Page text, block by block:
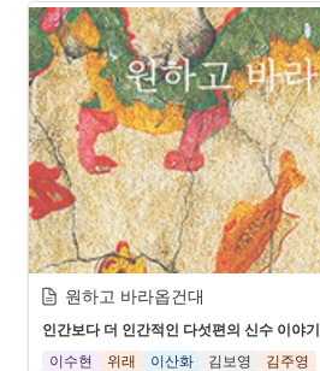
원하고 바라옵건대
인간보다 더 인간적인 다섯편의 신수 이야기
이수현
위래 이산화 김보영
김주영